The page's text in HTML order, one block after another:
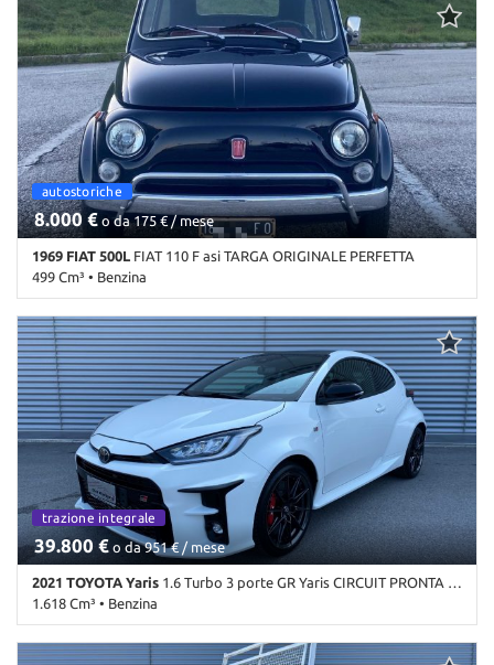
autostoriche
8.000 € o da 175 € / mese
1969 FIAT 500L FIAT 110 F asi TARGA ORIGINALE PERFETTA
499 Cm³ • Benzina
23.000 Km • Cambio Manuale • Nero metallizzato • 2 Porte
trazione integrale
39.800 € o da 951 € / mese
2021 TOYOTA Yaris 1.6 Turbo 3 porte GR Yaris CIRCUIT PRONTA CONSEGNA
1.618 Cm³ • Benzina
18.000 Km • Cambio Manuale (6) • Bianco perlato • 3 Porte • ABS •